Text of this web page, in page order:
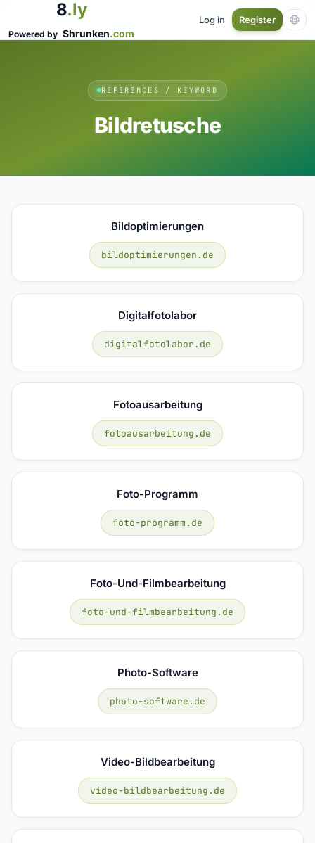
8.ly
Powered by Shrunken.com
Log in Register
REFERENCES / KEYWORD
Bildretusche
Bildoptimierungen
bildoptimierungen.de
Digitalfotolabor
digitalfotolabor.de
Fotoausarbeitung
fotoausarbeitung.de
Foto-Programm
foto-programm.de
Foto-Und-Filmbearbeitung
foto-und-filmbearbeitung.de
Photo-Software
photo-software.de
Video-Bildbearbeitung
video-bildbearbeitung.de